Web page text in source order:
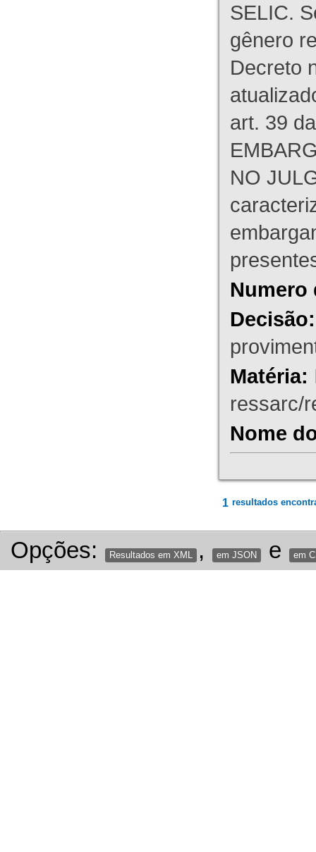
SELIC.
gênero
Decreto
art. 39
NO
Numero
Decisão:
Matéria:
ressarc/
Nome
1 resultados
Opções: Resultados em XML , em JSON e em